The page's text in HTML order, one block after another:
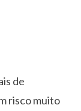
de
risco muito